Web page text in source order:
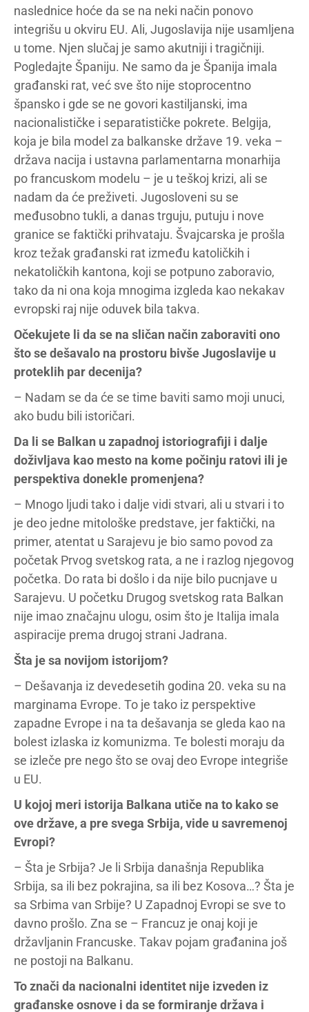
naslednice hoće da se na neki način ponovo
integrišu u okviru EU. Ali, Jugoslavija nije usamljena
u tome. Njen slučaj je samo akutniji i tragičniji.
Pogledajte Španiju. Ne samo da je Španija imala
građanski rat, već sve što nije stoprocentno
špansko i gde se ne govori kastiljanski, ima
nacionalističke i separatističke pokrete. Belgija,
koja je bila model za balkanske države 19. veka –
država nacija i ustavna parlamentarna monarhija
po francuskom modelu – je u teškoj krizi, ali se
nadam da će preživeti. Jugosloveni su se
međusobno tukli, a danas trguju, putuju i nove
granice se faktički prihvataju. Švajcarska je prošla
kroz težak građanski rat između katoličkih i
nekatoličkih kantona, koji se potpuno zaboravio,
tako da ni ona koja mnogima izgleda kao nekakav
evropski raj nije oduvek bila takva.
Očekujete li da se na sličan način zaboraviti ono
što se dešavalo na prostoru bivše Jugoslavije u
proteklih par decenija?
– Nadam se da će se time baviti samo moji unuci,
ako budu bili istoričari.
Da li se Balkan u zapadnoj istoriografiji i dalje
doživljava kao mesto na kome počinju ratovi ili je
perspektiva donekle promenjena?
– Mnogo ljudi tako i dalje vidi stvari, ali u stvari i to
je deo jedne mitološke predstave, jer faktički, na
primer, atentat u Sarajevu je bio samo povod za
početak Prvog svetskog rata, a ne i razlog njegovog
početka. Do rata bi došlo i da nije bilo pucnjave u
Sarajevu. U početku Drugog svetskog rata Balkan
nije imao značajnu ulogu, osim što je Italija imala
aspiracije prema drugoj strani Jadrana.
Šta je sa novijom istorijom?
– Dešavanja iz devedesetih godina 20. veka su na
marginama Evrope. To je tako iz perspektive
zapadne Evrope i na ta dešavanja se gleda kao na
bolest izlaska iz komunizma. Te bolesti moraju da
se izleče pre nego što se ovaj deo Evrope integriše
u EU.
U kojoj meri istorija Balkana utiče na to kako se
ove države, a pre svega Srbija, vide u savremenoj
Evropi?
– Šta je Srbija? Je li Srbija današnja Republika
Srbija, sa ili bez pokrajina, sa ili bez Kosova…? Šta je
sa Srbima van Srbije? U Zapadnoj Evropi se sve to
davno prošlo. Zna se – Francuz je onaj koji je
državljanin Francuske. Takav pojam građanina još
ne postoji na Balkanu.
To znači da nacionalni identitet nije izveden iz
građanske osnove i da se formiranje država i